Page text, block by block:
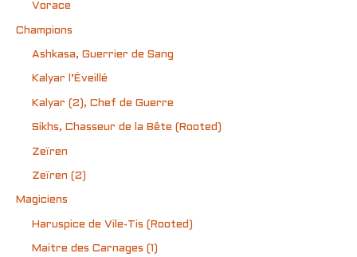
Vorace
Champions
Ashkasa, Guerrier de Sang
Kalyar l’Éveillé
Kalyar (2), Chef de Guerre
Sikhs, Chasseur de la Bête (Rooted)
Zeïren
Zeïren (2)
Magiciens
Haruspice de Vile-Tis (Rooted)
Maitre des Carnages (1)